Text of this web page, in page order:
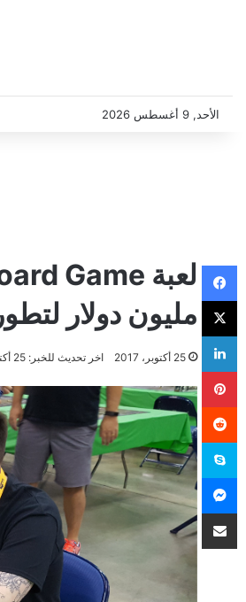
الأحد, 9 أغسطس 2026
مليون دولار
25 أكتوبر، 2017 اخر تحديث للخبر: 25 أكتوبر، 2017
فيسبوك
‫X
لينكدإن
بينتيريست
سكايب
ماسنجر
مشاركة عبر البريد